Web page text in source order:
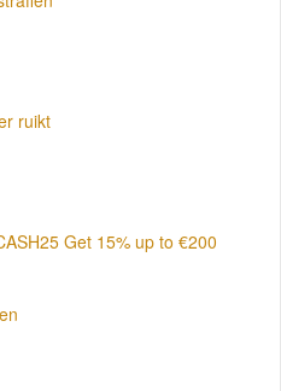
ruikt
Get 15% up to €200